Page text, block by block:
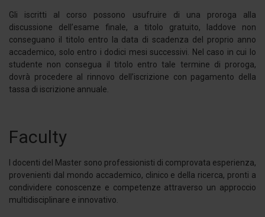
Gli iscritti al corso possono usufruire di una proroga alla
discussione dell’esame finale, a titolo gratuito, laddove non
conseguano il titolo entro la data di scadenza del proprio anno
accademico, solo entro i dodici mesi successivi. Nel caso in cui lo
studente non consegua il titolo entro tale termine di proroga,
dovrà procedere al rinnovo dell’iscrizione con pagamento della
tassa di iscrizione annuale.
Faculty
I docenti del Master sono professionisti di comprovata esperienza,
provenienti dal mondo accademico, clinico e della ricerca, pronti a
condividere conoscenze e competenze attraverso un approccio
multidisciplinare e innovativo.